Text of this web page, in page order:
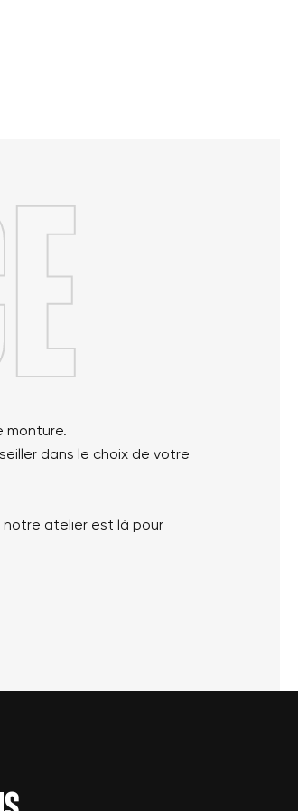
monture.
dans le choix de votre
notre atelier est là pour